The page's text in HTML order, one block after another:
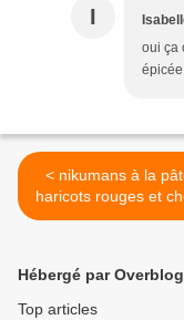
I
oui ça
< nikumans à la pâte de
haricots rouges et
Hébergé par Overblog
Top articles